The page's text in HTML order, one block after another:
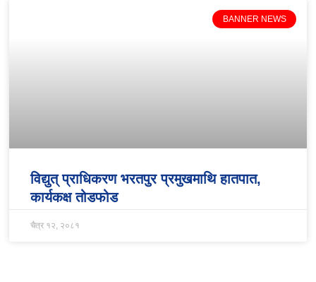
BANNER NEWS
विद्युत् प्राधिकरण भरतपुर प्रमुखमाथि हातपात,
कार्यकक्ष तोडफोड
चैत्र १२, २०८१